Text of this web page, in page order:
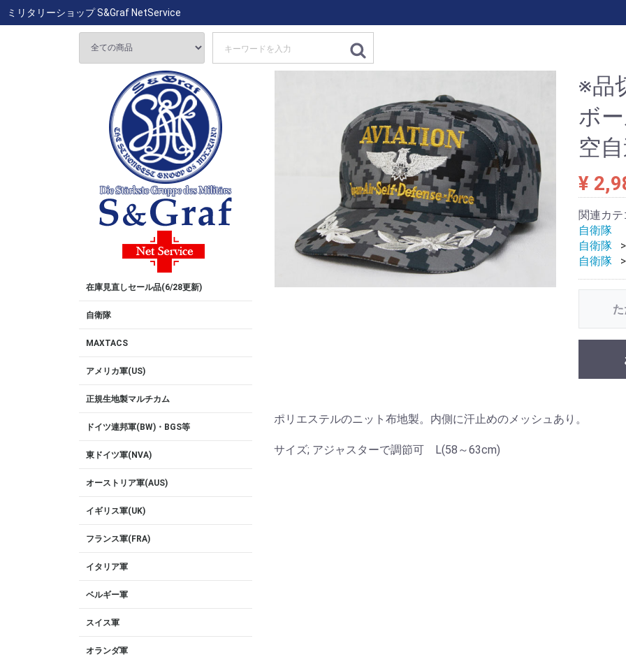
ミリタリーショップ S&Graf NetService
在庫見直しセール品(6/28更新)
自衛隊
MAXTACS
アメリカ軍(US)
正規生地製マルチカム
ドイツ連邦軍(BW)・BGS等
東ドイツ軍(NVA)
オーストリア軍(AUS)
イギリス軍(UK)
フランス軍(FRA)
イタリア軍
ベルギー軍
スイス軍
オランダ軍
※品
ボ
空
¥
関連カテ
自衛隊
自衛隊
自衛隊
ポリエステルのニット布地製。内側に汗止めのメッシュあり。
サイズ; アジャスターで調節可 L(58～63cm)